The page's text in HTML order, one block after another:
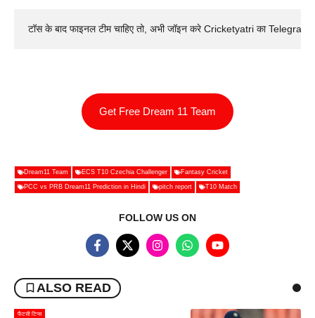
टॉस के बाद फाइनल टीम चाहिए तो, अभी जॉइन करे Cricketyatri का
Get Free Dream 11 Team
Dream11 Team ECS T10 Czechia Challenger Fantasy Cricket
PCC vs PRB Dream11 Prediction in Hindi pitch report T10 Match
FOLLOW US ON
ALSO READ
फैंटसी टिप्स